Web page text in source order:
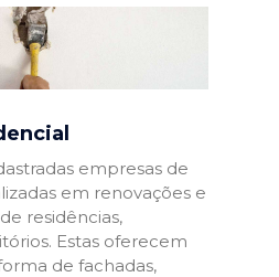
empresas de
em renovações e
residências,
Estas oferecem
de fachadas,